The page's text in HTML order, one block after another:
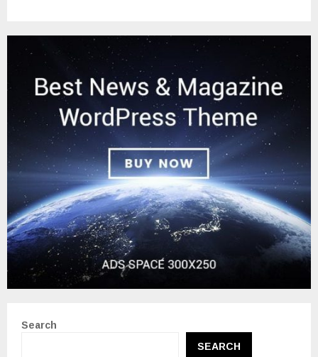
Search
SEARCH